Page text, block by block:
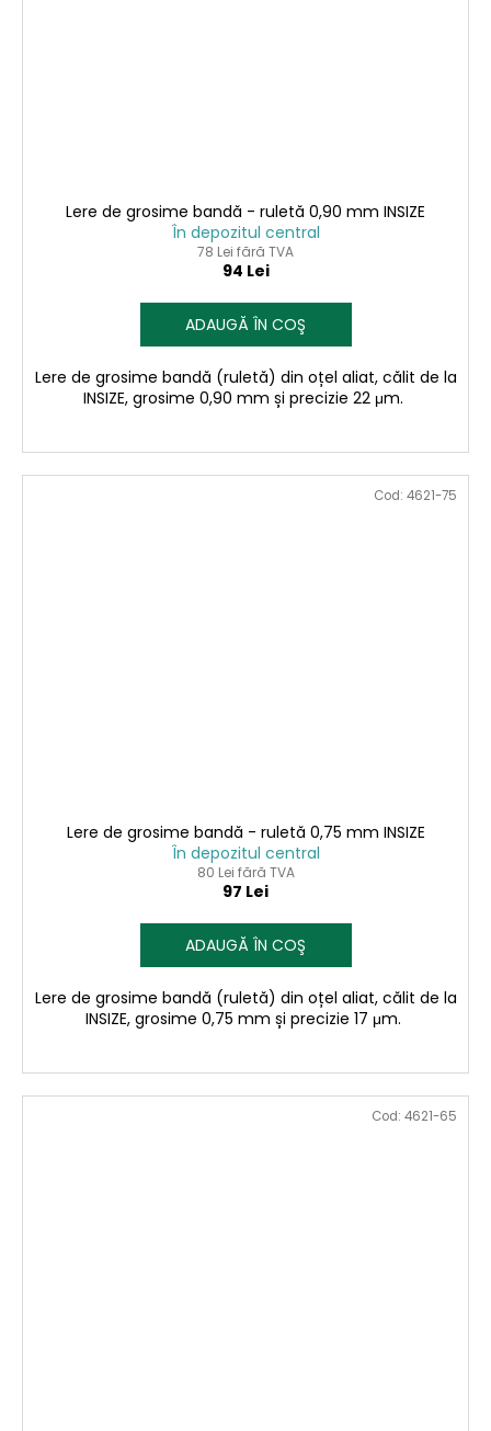
Lere de grosime bandă - ruletă 0,90 mm INSIZE
În depozitul central
78 Lei fără TVA
94 Lei
ADAUGĂ ÎN COŞ
Lere de grosime bandă (ruletă) din oțel aliat, călit de la
INSIZE, grosime 0,90 mm și precizie 22 μm.
Lere de grosime bandă - ruletă 0,75 mm INSIZE
În depozitul central
80 Lei fără TVA
97 Lei
ADAUGĂ ÎN COŞ
Lere de grosime bandă (ruletă) din oțel aliat, călit de la
INSIZE, grosime 0,75 mm și precizie 17 μm.
Cod: 4621-75
Cod: 4621-65